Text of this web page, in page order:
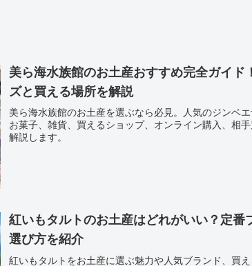
美ら海水族館のお土産おすすめ完全ガイド
ズと買える場所を解説
美ら海水族館のお土産を選ぶなら必見。人気のジンベエ
お菓子、雑貨、買えるショップ、オンライン購入、相
解説します。
紅いもタルトのお土産はどれがいい？定番
選び方を紹介
紅いもタルトをお土産に選ぶ魅力や人気ブランド、買